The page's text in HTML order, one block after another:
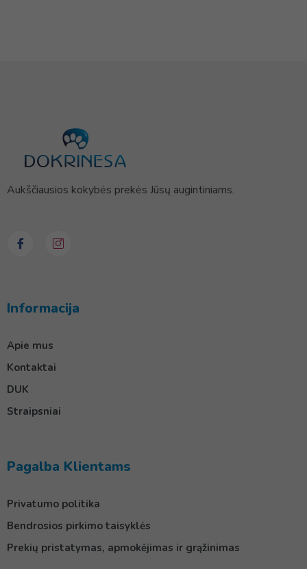
Aukščiausios kokybės prekės Jūsų augintiniams.
Informacija
Apie mus
Kontaktai
DUK
Straipsniai
Pagalba Klientams
Privatumo politika
Bendrosios pirkimo taisyklės
Prekių pristatymas, apmokėjimas ir grąžinimas